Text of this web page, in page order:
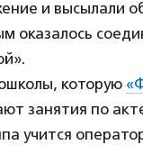
и высылали
оказалось
которую
занятия по
учится